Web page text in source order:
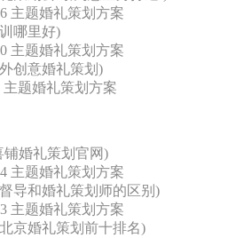
主题婚礼策划方案
哪里好)
主题婚礼策划方案
创意婚礼策划)
主题婚礼策划方案
铺婚礼策划官网)
主题婚礼策划方案
导和婚礼策划师的区别)
主题婚礼策划方案
京婚礼策划前十排名)